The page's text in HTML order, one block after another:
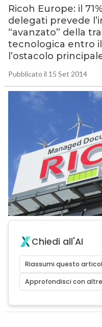
Ricoh Europe: il
delegati prevede
“avanzato” della
tecnologica entro il
l’ostacolo
Pubblicato il 15 Set 2014
Chiedi all'AI
Riassumi questo
Approfondisci con